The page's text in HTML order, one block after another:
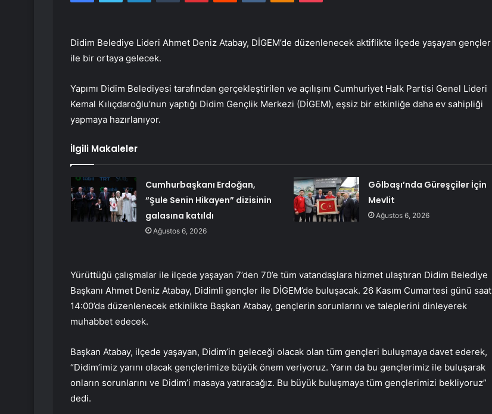
Didim Belediye Lideri Ahmet Deniz Atabay, DİGEM’de düzenlenecek aktiflikte ilçede yaşayan gençler
ile bir ortaya gelecek.
Yapımı Didim Belediyesi tarafından gerçekleştirilen ve açılışını Cumhuriyet Halk Partisi Genel Lideri
Kemal Kılıçdaroğlu’nun yaptığı Didim Gençlik Merkezi (DİGEM), eşsiz bir etkinliğe daha ev sahipliği
yapmaya hazırlanıyor.
İlgili Makaleler
Cumhurbaşkanı Erdoğan,
“Şule Senin Hikayen” dizisinin
galasına katıldı
Ağustos 6, 2026
Gölbaşı’nda Güreşçiler İçin
Mevlit
Ağustos 6, 2026
Yürüttüğü çalışmalar ile ilçede yaşayan 7’den 70’e tüm vatandaşlara hizmet ulaştıran Didim Belediye
Başkanı Ahmet Deniz Atabay, Didimli gençler ile DİGEM’de buluşacak. 26 Kasım Cumartesi günü saat
14:00’da düzenlenecek etkinlikte Başkan Atabay, gençlerin sorunlarını ve taleplerini dinleyerek
muhabbet edecek.
Başkan Atabay, ilçede yaşayan, Didim’in geleceği olacak olan tüm gençleri buluşmaya davet ederek,
“Didim’imiz yarını olacak gençlerimize büyük önem veriyoruz. Yarın da bu gençlerimiz ile buluşarak
onların sorunlarını ve Didim’i masaya yatıracağız. Bu büyük buluşmaya tüm gençlerimizi bekliyoruz”
dedi.